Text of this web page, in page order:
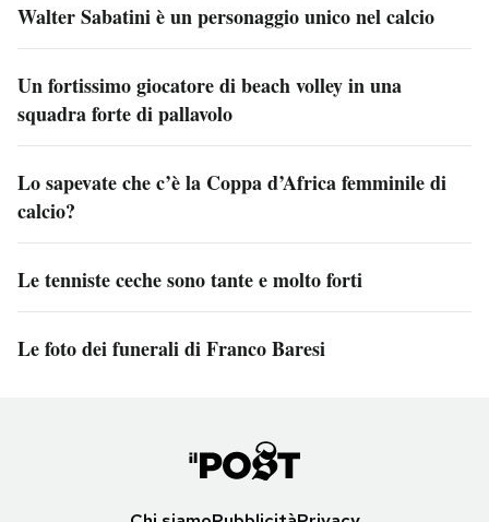
Walter Sabatini è un personaggio unico nel calcio
Un fortissimo giocatore di beach volley in una
squadra forte di pallavolo
Lo sapevate che c’è la Coppa d’Africa femminile di
calcio?
Le tenniste ceche sono tante e molto forti
Le foto dei funerali di Franco Baresi